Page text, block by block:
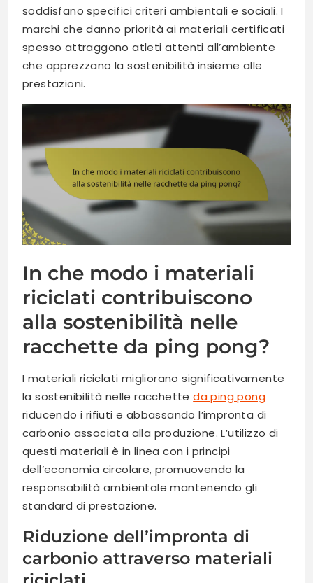
soddisfano specifici criteri ambientali e sociali. I
marchi che danno priorità ai materiali certificati
spesso attraggono atleti attenti all’ambiente
che apprezzano la sostenibilità insieme alle
prestazioni.
In che modo i materiali
riciclati contribuiscono
alla sostenibilità nelle
racchette da ping pong?
I materiali riciclati migliorano significativamente
la sostenibilità nelle racchetteda ping pong
riducendo i rifiuti e abbassando l’impronta di
carbonio associata alla produzione. L’utilizzo di
questi materiali è in linea con i principi
dell’economia circolare, promuovendo la
responsabilità ambientale mantenendo gli
standard di prestazione.
Riduzione dell’impronta di
carbonio attraverso materiali